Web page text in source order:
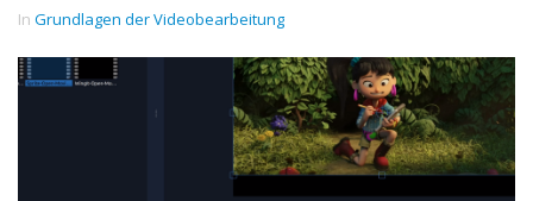
In Grundlagen der Videobearbeitung